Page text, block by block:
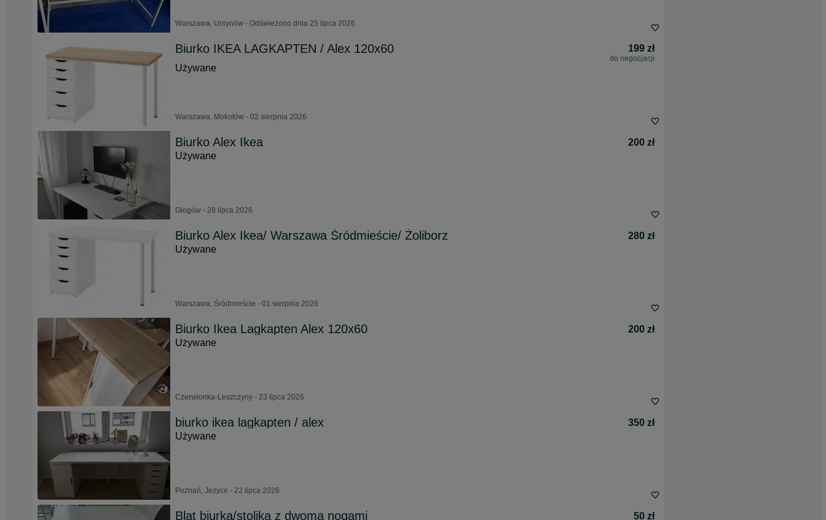
Warszawa, Ursynów - Odświeżono dnia 25 lipca 2026
Biurko IKEA LAGKAPTEN / Alex 120x60 199 zł
do negocjacji
Używane
Warszawa, Mokotów - 02 sierpnia 2026
Biurko Alex Ikea
200 zł
Używane
Głogów - 28 lipca 2026
Biurko Alex Ikea/ Warszawa Śródmieście/ Żoliborz
280 zł
Używane
Warszawa, Śródmieście - 01 sierpnia 2026
Biurko Ikea Lagkapten Alex 120x60
200 zł
Używane
Czerwionka-Leszczyny - 23 lipca 2026
biurko ikea lagkapten / alex
350 zł
Używane
Poznań, Jeżyce - 22 lipca 2026
Blat biurka/stolika z dwoma nogami 50 zł